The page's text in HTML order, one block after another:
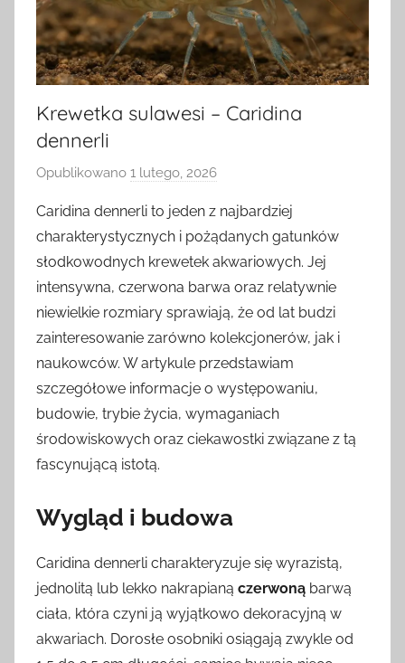
Krewetka sulawesi – Caridina
dennerli
Opublikowano 1 lutego, 2026
z
e
z
Caridina dennerli to jeden z najbardziej
charakterystycznych i pożądanych gatunków
słodkowodnych krewetek akwariowych. Jej
intensywna, czerwona barwa oraz relatywnie
niewielkie rozmiary sprawiają, że od lat budzi
zainteresowanie zarówno kolekcjonerów, jak i
naukowców. W artykule przedstawiam
szczegółowe informacje o występowaniu,
budowie, trybie życia, wymaganiach
środowiskowych oraz ciekawostki związane z tą
fascynującą istotą.
Wygląd i budowa
Caridina dennerli charakteryzuje się wyrazistą,
jednolitą lub lekko nakrapianą czerwoną barwą
ciała, która czyni ją wyjątkowo dekoracyjną w
akwariach. Dorosłe osobniki osiągają zwykle od